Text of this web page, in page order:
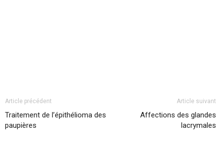
Article précédent
Traitement de l’épithélioma des
paupières
Article suivant
Affections des glandes
lacrymales